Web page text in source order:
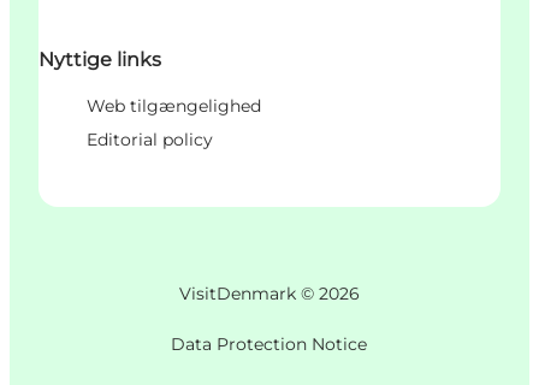
Nyttige links
Web tilgængelighed
Editorial policy
VisitDenmark © 2026
Data Protection Notice